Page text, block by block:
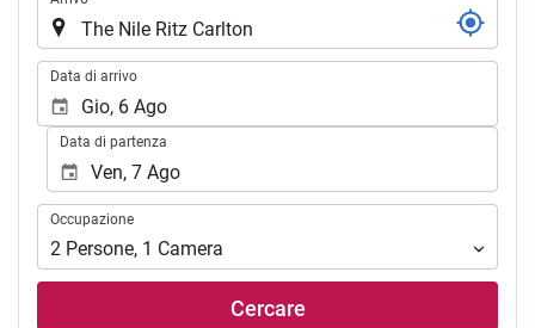
Data di arrivo
Data di partenza
Occupazione
Occupazione
2 Persone, 1 Camera
Cercare